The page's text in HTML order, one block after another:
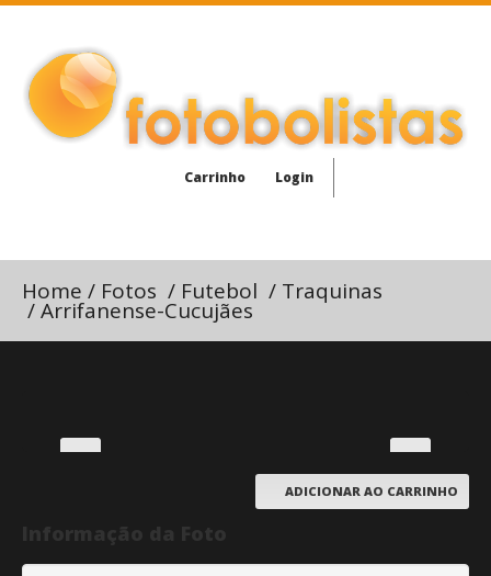
Carrinho Login
Home / Fotos / Futebol / Traquinas
/Arrifanense-Cucujães
ADICIONAR AO CARRINHO